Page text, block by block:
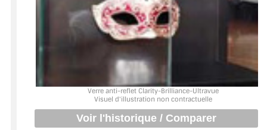
LES CHARNIÈRES DE PORTE EN VERRE
BOUTONS ET POIGNÉES
BARRES DE STABILISATION
JOINTS D'ÉTANCHÉITÉS
FIXATION GARDES CORPS
Verre anti-reflet Clarity-Brilliance-Ultravue
Visuel d'illustration non contractuelle